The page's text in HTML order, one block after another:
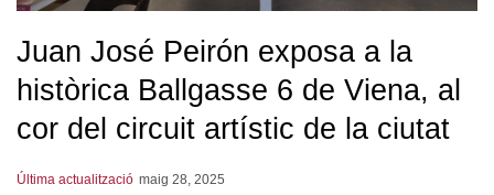
Juan José Peirón exposa a la
històrica Ballgasse 6 de Viena, al
cor del circuit artístic de la ciutat
Última actualització maig 28, 2025